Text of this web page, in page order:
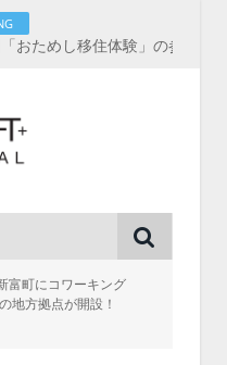
富町にコワーキング
地方拠点が開設！